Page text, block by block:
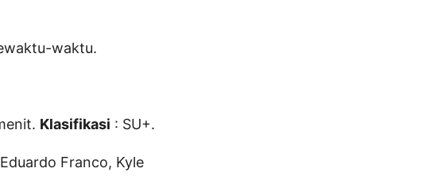
waktu.
Klasifikasi : SU+.
Franco, Kyle